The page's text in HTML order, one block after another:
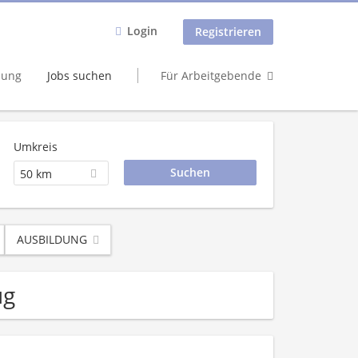
Login Registrieren
Jobs suchen Für Arbeitgebende
Umkreis
50 km
AUSBILDUNG